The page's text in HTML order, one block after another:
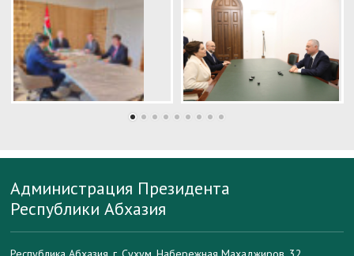
Администрация Президента
Республики Абхазия